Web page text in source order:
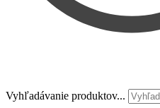
Vyhľadávanie produktov...